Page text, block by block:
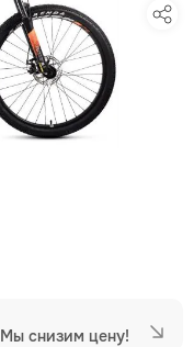
Мы снизим цену!